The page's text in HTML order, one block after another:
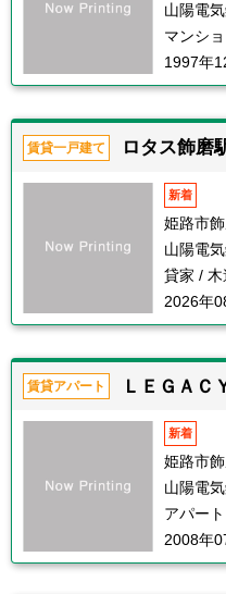
山陽電
マンシ
1997年
賃貸一戸建て ロタス飾磨
新着
姫路市
山陽電
貸家 / 木
2026年
賃貸アパート ＬＥＧＡ
新着
姫路市
山陽電
アパー
2008年